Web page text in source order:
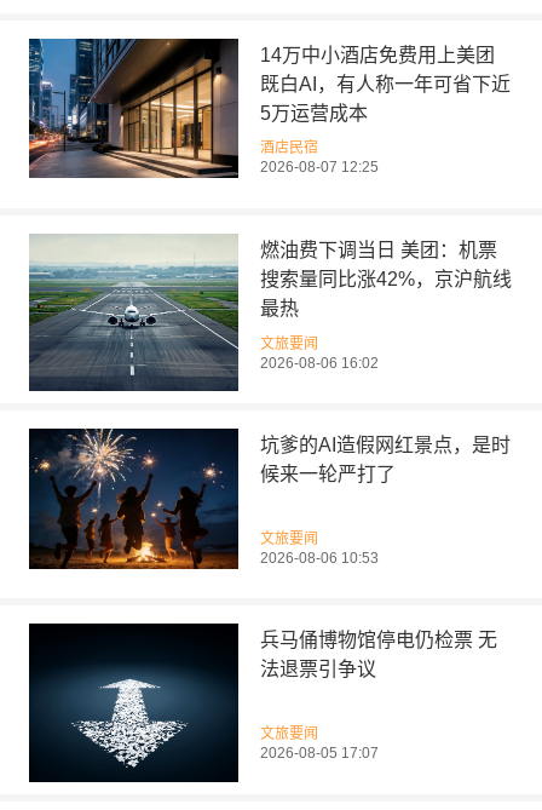
14万中小酒店免费用上美团
既白AI，有人称一年可省下近
5万运营成本
酒店民宿
2026-08-07 12:25
燃油费下调当日 美团：机票
搜索量同比涨42%，京沪航线
最热
文旅要闻
2026-08-06 16:02
坑爹的AI造假网红景点，是时
候来一轮严打了
文旅要闻
2026-08-06 10:53
兵马俑博物馆停电仍检票 无
法退票引争议
文旅要闻
2026-08-05 17:07